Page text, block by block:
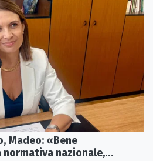
Madeo: «Bene
nazionale,